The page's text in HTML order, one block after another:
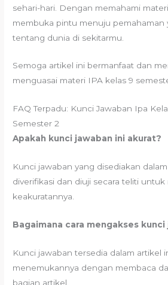
sehari-hari. Dengan memahami
membuka pintu menuju pemahaman
tentang dunia di sekitarmu.
Semoga artikel ini bermanfaat dan
menguasai materi IPA kelas 9
FAQ Terpadu: Kunci Jawaban Ipa
Semester 2
Apakah kunci jawaban ini akurat?
Kunci jawaban yang disediakan
diverifikasi dan diuji secara teliti untuk
keakuratannya.
Bagaimana cara mengakses kunci
Kunci jawaban tersedia dalam artikel
menemukannya dengan membaca
bagian artikel.